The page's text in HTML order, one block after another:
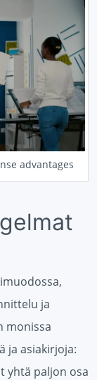
advantages
ja
monissa
ja asiakirjoja:
yhtä paljon osa